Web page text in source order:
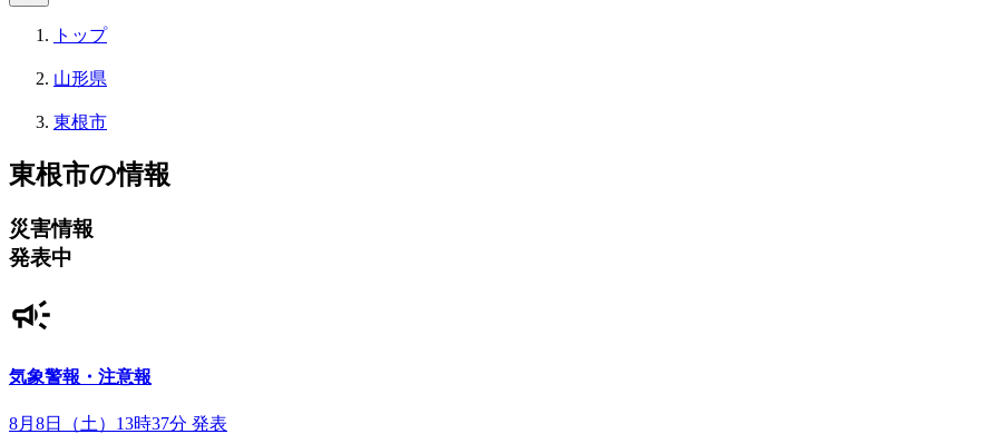
トップ
山形県
東根市
東根市の情報
災害情報
発表中
気象警報・注意報
8月8日（土）13時37分 発表